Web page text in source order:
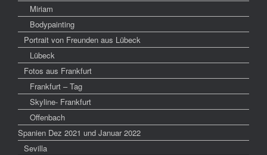
Miriam
Bodypainting
Portrait von Freunden aus Lübeck
Lübeck
Fotos aus Frankfurt
Frankfurt – Tag
Skyline- Frankfurt
Offenbach
Spanien Dez 2021 und Januar 2022
Sevilla